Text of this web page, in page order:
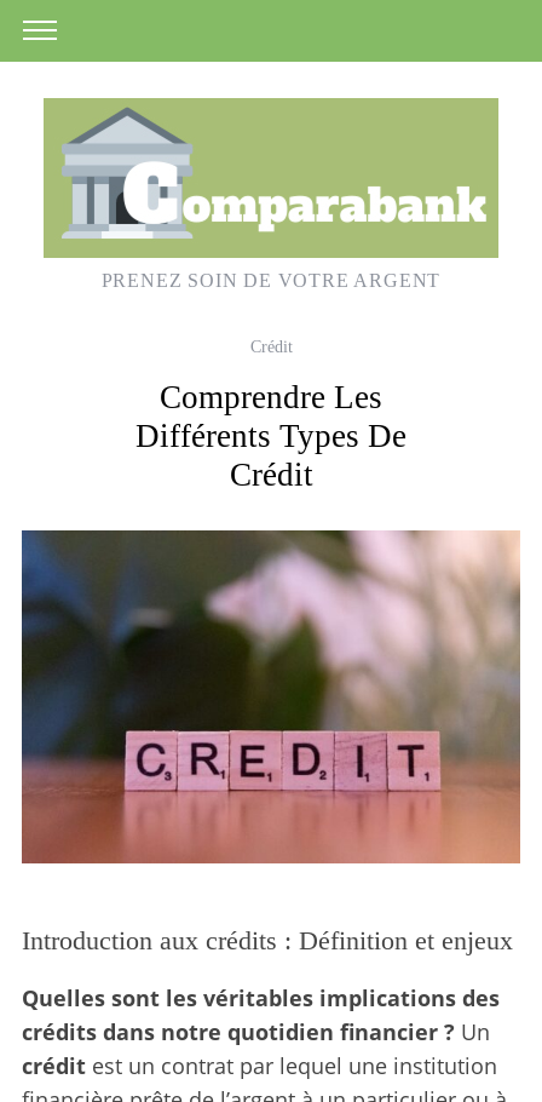
PRENEZ SOIN DE VOTRE ARGENT
Crédit
Comprendre Les
Différents Types De
Crédit
Introduction aux crédits : Définition et enjeux
Quelles sont les véritables implications des
crédits dans notre quotidien financier ? Un
créditest un contrat par lequel une institution